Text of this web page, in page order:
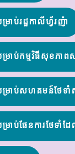
ាប់រដ្ឋកាលីហ្វ័រញ៉ា
ាប់កម្មវិធីសុខភាព
រាប់សហគមន៍ថែទាំ
ាប់ផែនការថែទាំ